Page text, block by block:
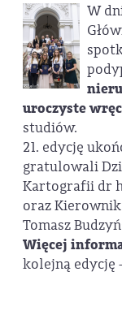
W
uroczyste
studiów.
21. edycję
gratulowali
Kartografii dr
oraz
Tomasz
Więcej
kolejną edycję